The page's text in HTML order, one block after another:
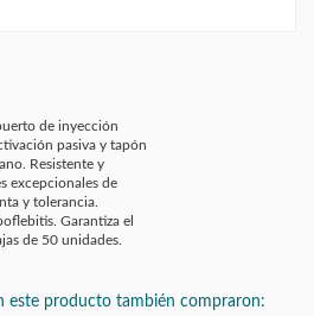
de inyección
pasiva y tapón
Resistente y
excepcionales de
y tolerancia.
Garantiza el
de 50 unidades.
este producto también compraron: